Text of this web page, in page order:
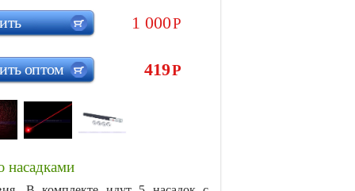
1 000Р
419Р
оптом